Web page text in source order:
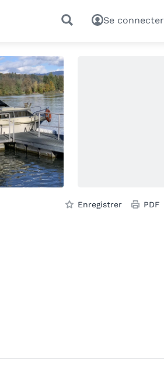
Se connecter
Enregistrer PDF